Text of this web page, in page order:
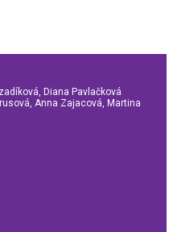
Diana Pavlačková
Anna Zajacová, Martina